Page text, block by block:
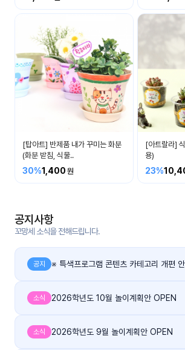
티
공지
이벤
트
들의
이야
후기
게시
판
그
[탑아트] 반제품 내가 꾸미는 화분
(화분 받침, 식물..
30%1,400
[아트랄라]
용)
23%
공지사항
꼬망세 소식을 전해드립니다.
공지 ※ 특색프로그램 콘텐츠 카테고리 개편
소식 2026학년도 10월 놀이계획안 OPEN
소식 2026학년도 9월 놀이계획안 OPEN